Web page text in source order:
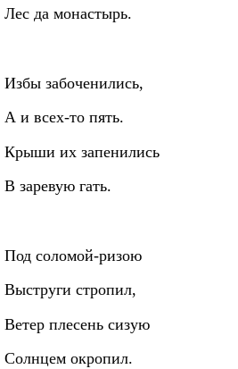
Лес да монастырь.
Избы забоченились,
А и всех‑то пять.
Крыши их запенились
В заревую гать.
Под соломой‑ризою
Выструги стропил,
Ветер плесень сизую
Солнцем окропил.